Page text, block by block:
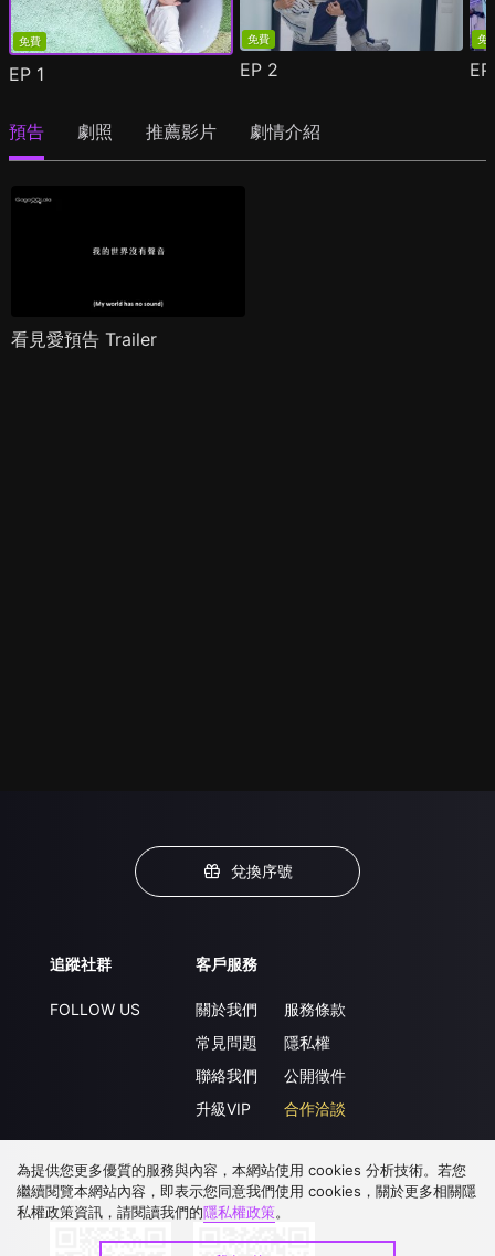
免費
EP 1
免費
EP 2
免
預告 劇照 推薦影片 劇情介紹
看見愛預告 Trailer
兌換序號
追蹤社群
FOLLOW US
客戶服務
關於我們
常見問題
聯絡我們
升級VIP
服務條款
隱私權
公開徵件
合作洽談
下載 APP
為提供您更多優質的服務與內容，本網站使用 cookies 分析技術。若您
繼續閱覽本網站內容，即表示您同意我們使用 cookies，關於更多相關隱
私權政策資訊，請閱讀我們的隱私權政策。